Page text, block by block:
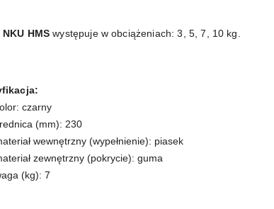
NKU HMS występuje w obciążeniach: 3, 5, 7, 10 kg.
czarny
(mm): 230
wewnętrzny (wypełnienie): piasek
zewnętrzny (pokrycie): guma
(kg): 7